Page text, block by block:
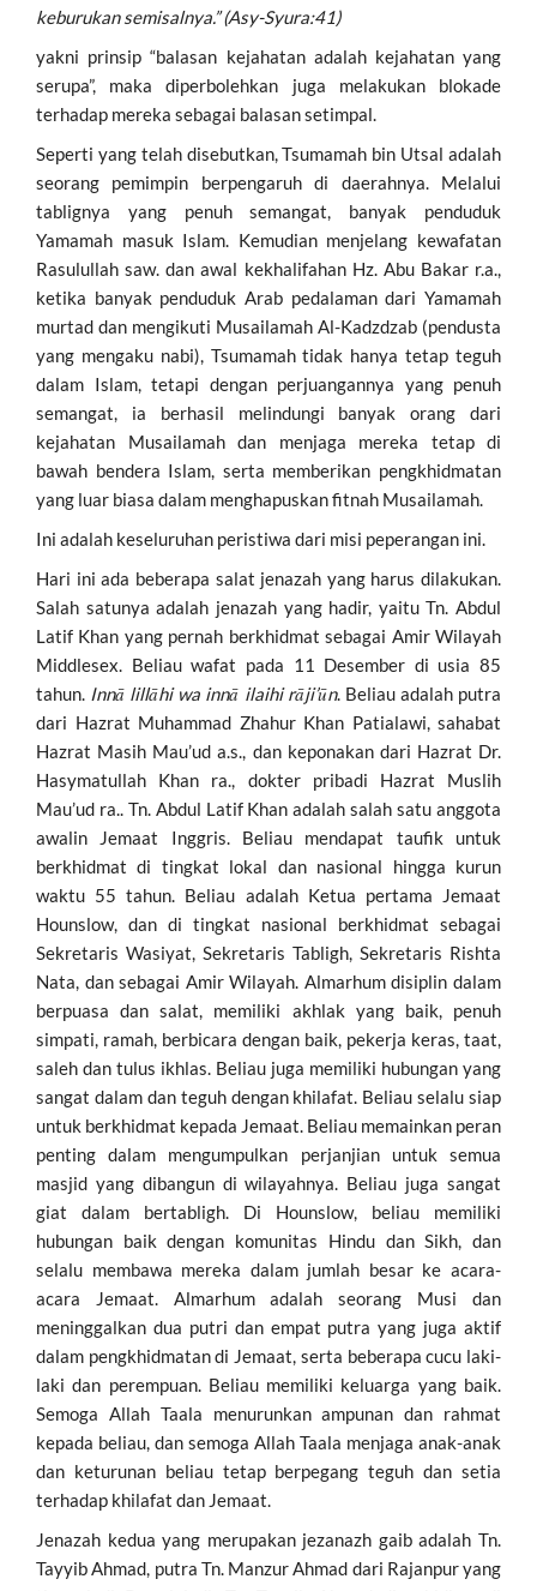
keburukan semisalnya.” (Asy-Syura:41)
yakni prinsip “balasan kejahatan adalah kejahatan yang
serupa”, maka diperbolehkan juga melakukan blokade
terhadap mereka sebagai balasan setimpal.
Seperti yang telah disebutkan, Tsumamah bin Utsal adalah
seorang pemimpin berpengaruh di daerahnya. Melalui
tablignya yang penuh semangat, banyak penduduk
Yamamah masuk Islam. Kemudian menjelang kewafatan
Rasulullah saw. dan awal kekhalifahan Hz. Abu Bakar r.a.,
ketika banyak penduduk Arab pedalaman dari Yamamah
murtad dan mengikuti Musailamah Al-Kadzdzab (pendusta
yang mengaku nabi), Tsumamah tidak hanya tetap teguh
dalam Islam, tetapi dengan perjuangannya yang penuh
semangat, ia berhasil melindungi banyak orang dari
kejahatan Musailamah dan menjaga mereka tetap di
bawah bendera Islam, serta memberikan pengkhidmatan
yang luar biasa dalam menghapuskan fitnah Musailamah.
Ini adalah keseluruhan peristiwa dari misi peperangan ini.
Hari ini ada beberapa salat jenazah yang harus dilakukan.
Salah satunya adalah jenazah yang hadir, yaitu Tn. Abdul
Latif Khan yang pernah berkhidmat sebagai Amir Wilayah
Middlesex. Beliau wafat pada 11 Desember di usia 85
tahun. Innā lillāhi wa innā ilaihi rāji’ūn. Beliau adalah putra
dari Hazrat Muhammad Zhahur Khan Patialawi, sahabat
Hazrat Masih Mau’ud a.s., dan keponakan dari Hazrat Dr.
Hasymatullah Khan ra., dokter pribadi Hazrat Muslih
Mau’ud ra.. Tn. Abdul Latif Khan adalah salah satu anggota
awalin Jemaat Inggris. Beliau mendapat taufik untuk
berkhidmat di tingkat lokal dan nasional hingga kurun
waktu 55 tahun. Beliau adalah Ketua pertama Jemaat
Hounslow, dan di tingkat nasional berkhidmat sebagai
Sekretaris Wasiyat, Sekretaris Tabligh, Sekretaris Rishta
Nata, dan sebagai Amir Wilayah. Almarhum disiplin dalam
berpuasa dan salat, memiliki akhlak yang baik, penuh
simpati, ramah, berbicara dengan baik, pekerja keras, taat,
saleh dan tulus ikhlas. Beliau juga memiliki hubungan yang
sangat dalam dan teguh dengan khilafat. Beliau selalu siap
untuk berkhidmat kepada Jemaat. Beliau memainkan peran
penting dalam mengumpulkan perjanjian untuk semua
masjid yang dibangun di wilayahnya. Beliau juga sangat
giat dalam bertabligh. Di Hounslow, beliau memiliki
hubungan baik dengan komunitas Hindu dan Sikh, dan
selalu membawa mereka dalam jumlah besar ke acara-
acara Jemaat. Almarhum adalah seorang Musi dan
meninggalkan dua putri dan empat putra yang juga aktif
dalam pengkhidmatan di Jemaat, serta beberapa cucu laki-
laki dan perempuan. Beliau memiliki keluarga yang baik.
Semoga Allah Taala menurunkan ampunan dan rahmat
kepada beliau, dan semoga Allah Taala menjaga anak-anak
dan keturunan beliau tetap berpegang teguh dan setia
terhadap khilafat dan Jemaat.
Jenazah kedua yang merupakan jezanazh gaib adalah Tn.
Tayyib Ahmad, putra Tn. Manzur Ahmad dari Rajanpur yang